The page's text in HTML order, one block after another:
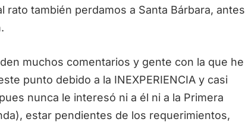
también perdamos a Santa Bárbara, antes
muchos comentarios y gente con la que he
punto debido a la INEXPERIENCIA y casi
nunca le interesó ni a él ni a la Primera
estar pendientes de los requerimientos,